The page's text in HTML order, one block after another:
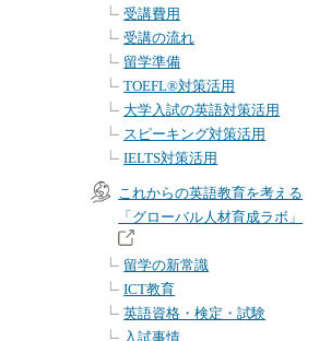
受講費用
受講の流れ
留学準備
TOEFL®対策活用
大学入試の英語対策活用
スピーキング対策活用
IELTS対策活用
これからの英語教育を考える
「グローバル人材育成ラボ」
留学の新常識
ICT教育
英語資格・検定・試験
入試事情